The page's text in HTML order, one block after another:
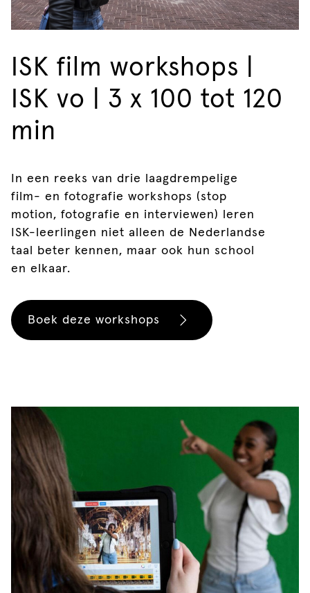
ISK film workshops |
ISK vo | 3 x 100 tot 120
min
In een reeks van drie laagdrempelige
film- en fotografie workshops (stop
motion, fotografie en interviewen) leren
ISK-leerlingen niet alleen de Nederlandse
taal beter kennen, maar ook hun school
en elkaar.
Boek deze workshops